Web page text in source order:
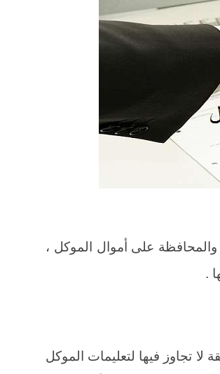
على أموال الموكل ،
.
لا تجاوز فيها لتعليمات الموكل